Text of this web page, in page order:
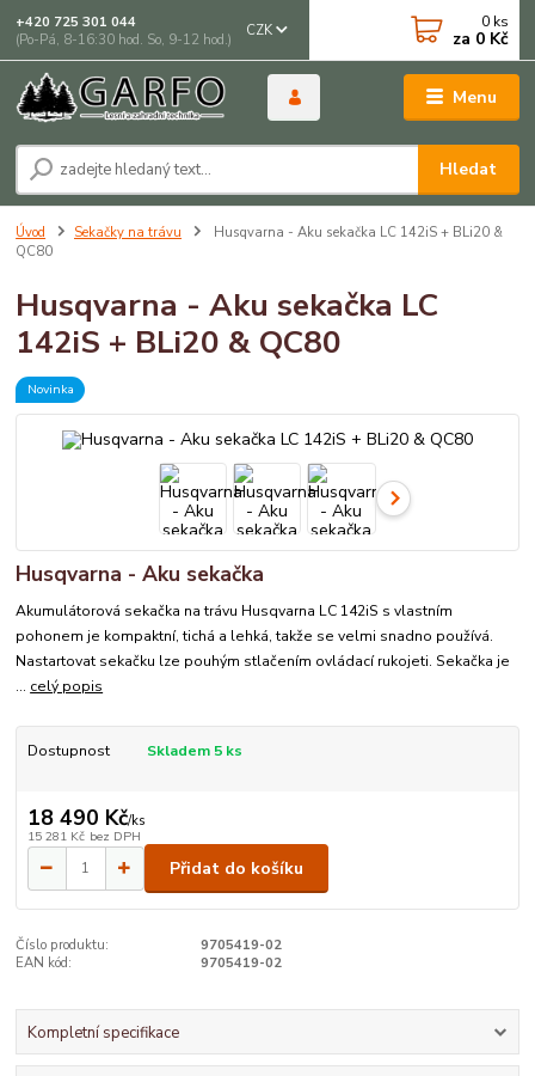
Menu
CZK
Hledat
+420 725 301 044
(Po-Pá, 8-16:30 hod. So, 9-12 hod.)
0 ks
za 0 Kč
Úvod Sekačky na trávu
Husqvarna - Aku sekačka LC 142iS + BLi20 &
QC80
Husqvarna - Aku sekačka LC
142iS + BLi20 & QC80
Novinka
Husqvarna - Aku sekačka
Akumulátorová sekačka na trávu Husqvarna LC 142iS s vlastním
pohonem je kompaktní, tichá a lehká, takže se velmi snadno používá.
Nastartovat sekačku lze pouhým stlačením ovládací rukojeti. Sekačka je
... celý popis
Dostupnost Skladem 5 ks
18 490 Kč/ks
15 281 Kč bez DPH
Přidat do košíku
Číslo produktu:
9705419-02
EAN kód:
9705419-02
Kompletní specifikace